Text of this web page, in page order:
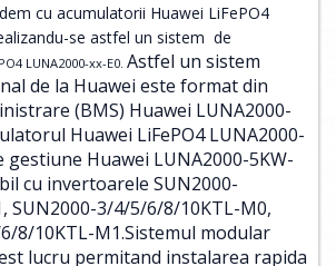
cu acumulatorii Huawei LiFePO4
se astfel un sistem de
LUNA2000-xx-E0. Astfel un sistem
de la Huawei este format din
(BMS) Huawei LUNA2000-
Huawei LiFePO4 LUNA2000-
gestiune Huawei LUNA2000-5KW-
cu invertoarele SUN2000-
SUN2000-3/4/5/6/8/10KTL-M0,
8/10KTL-M1.Sistemul modular
lucru permitand instalarea rapida